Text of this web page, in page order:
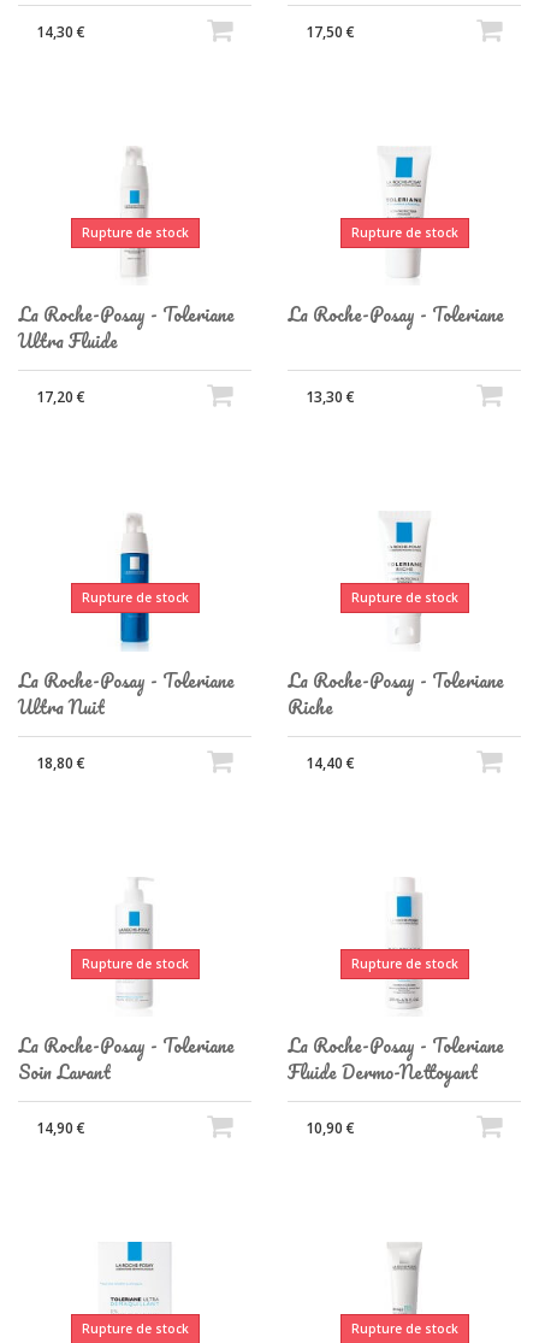
14,30 € 17,50 €
Rupture de stock
La Roche-Posay - Toleriane
Ultra Fluide
17,20 €
Rupture de stock
La Roche-Posay - Toleriane
13,30 €
Rupture de stock
La Roche-Posay - Toleriane
Ultra Nuit
18,80 €
Rupture de stock
La Roche-Posay - Toleriane
Riche
14,40 €
Rupture de stock
La Roche-Posay - Toleriane
Soin Lavant
14,90 €
Rupture de stock
La Roche-Posay - Toleriane
Fluide Dermo-Nettoyant
10,90 €
Rupture de stock Rupture de stock